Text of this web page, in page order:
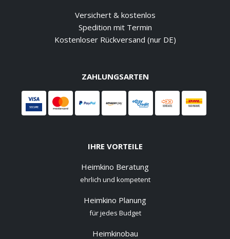
Versichert & kostenlos
Spedition mit Termin
Kostenloser Rückversand (nur DE)
ZAHLUNGSARTEN
IHRE VORTEILE
Heimkino Beratung
ehrlich und kompetent
Heimkino Planung
für jedes Budget
Heimkinobau